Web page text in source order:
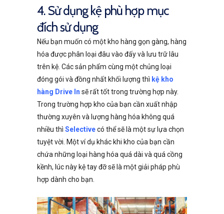
4. Sử dụng kệ phù hợp mục
đích sử dụng
Nếu bạn muốn có một kho hàng gọn gàng, hàng
hóa được phân loại đâu vào đấy và lưu trữ lâu
trên kệ. Các sản phẩm cùng một chủng loại
đóng gói và đồng nhất khối lượng thì kệ kho
hàng Drive In sẽ rất tốt trong trường hợp này.
Trong trường hợp kho của bạn cần xuất nhập
thường xuyên và lượng hàng hóa không quá
nhiều thì Selectivecó thể sẽ là một sự lựa chọn
tuyệt vời. Một ví dụ khác khi kho của bạn cần
chứa những loại hàng hóa quá dài và quá cồng
kềnh, lúc này kệ tay đỡ sẽ là một giải pháp phù
hợp dành cho bạn.